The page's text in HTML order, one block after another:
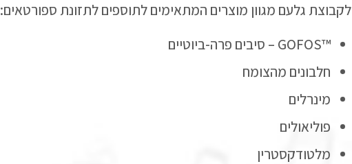
לקבוצת גלעם מגוון מוצרים המתאימים לתוספים לתזונת ספורטאים:
™GOFOS – סיבים פרה-ביוטיים
חלבונים מהצומח
מינרלים
פוליאולים
מלטודקסטרין